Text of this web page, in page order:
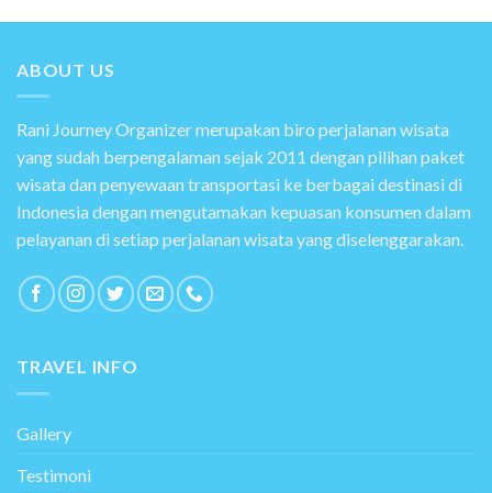
ABOUT US
Rani Journey Organizer merupakan biro perjalanan wisata
yang sudah berpengalaman sejak 2011 dengan pilihan paket
wisata dan penyewaan transportasi ke berbagai destinasi di
Indonesia dengan mengutamakan kepuasan konsumen dalam
pelayanan di setiap perjalanan wisata yang diselenggarakan.
TRAVEL INFO
Gallery
Testimoni